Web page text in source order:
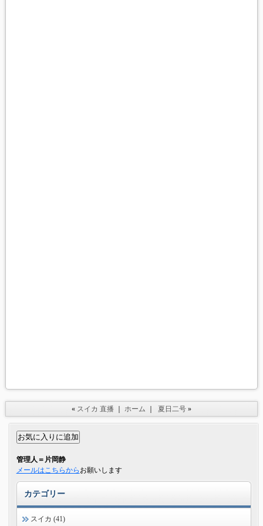
« スイカ 直播｜ ホーム 夏日二号»
管理人＝片岡静
メールはこちらから お願いします
カテゴリー
スイカ (41)